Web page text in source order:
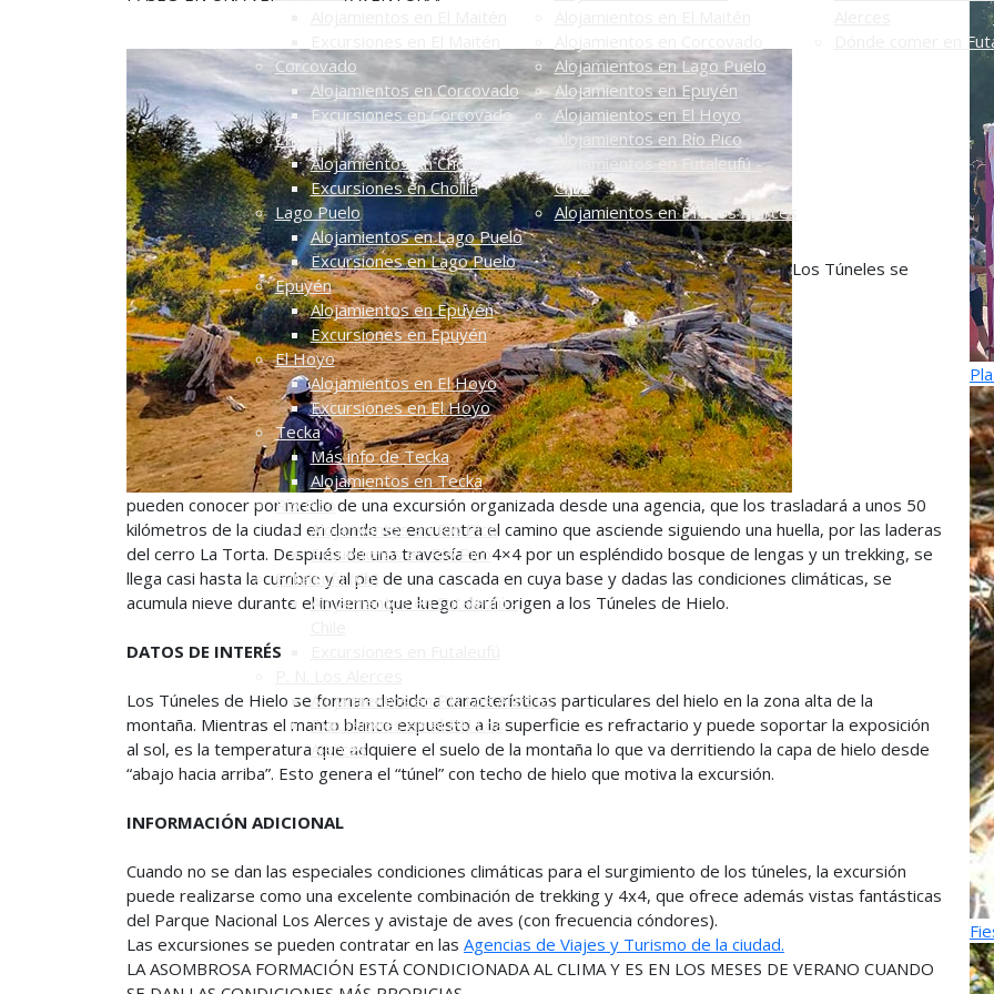
Corcovado
Alojamientos en Corcovado
Excursiones en Corcovado
Cholila
Alojamientos en Cholila
Excursiones en Cholila
Lago Puelo
Alojamientos en Lago Puelo
Excursiones en Lago Puelo
Epuyén
Alojamientos en Epuyén
Excursiones en Epuyén
El Hoyo
Alojamientos en El Hoyo
Excursiones en El Hoyo
Tecka
Más info de Tecka
Alojamientos en Tecka
Río Pico
Alojamientos en Río Pico
Excursiones en Río Pico
Futaleufú (Ch)
Alojamientos en Futaleufú -
Alojamientos en PN Los Alerces
Excursiones en el PN Los
Alerces
Alojamientos en Lago Puelo
Alojamientos en Epuyén
Alojamientos en El Hoyo
Alojamientos en Río Pico
Alojamientos en Futaleufú -
Chile
Alojamientos en PN Los Alerces
Dónde comer en
Los Túneles se
pueden conocer por medio de una excursión organizada desde una agencia, que los trasladará a unos 50
kilómetros de la ciudad en donde se encuentra el camino que asciende siguiendo una huella, por las laderas
del cerro La Torta. Después de una travesía en 4×4 por un espléndido bosque de lengas y un trekking, se
llega casi hasta la cumbre y al pie de una cascada en cuya base y dadas las condiciones climáticas, se
acumula nieve durante el invierno que luego dará origen a los Túneles de Hielo.
DATOS DE INTERÉS
Los Túneles de Hielo se forman debido a características particulares del hielo en la zona alta de la
montaña. Mientras el manto blanco expuesto a la superficie es refractario y puede soportar la exposición
al sol, es la temperatura que adquiere el suelo de la montaña lo que va derritiendo la capa de hielo desde
“abajo hacia arriba”. Esto genera el “túnel” con techo de hielo que motiva la excursión.
INFORMACIÓN ADICIONAL
Cuando no se dan las especiales condiciones climáticas para el surgimiento de los túneles, la excursión
puede realizarse como una excelente combinación de trekking y 4x4, que ofrece además vistas fantásticas
del Parque Nacional Los Alerces y avistaje de aves (con frecuencia cóndores).
Las excursiones se pueden contratar en las Agencias de Viajes y Turismo de la ciudad.
LA ASOMBROSA FORMACIÓN ESTÁ CONDICIONADA AL CLIMA Y ES EN LOS MESES DE VERANO CUANDO